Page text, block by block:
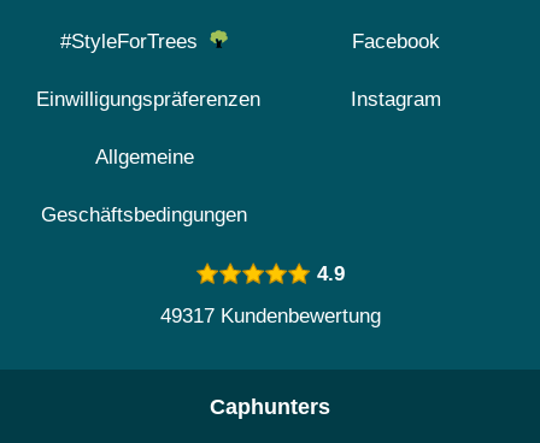
#StyleForTrees
Einwilligungspräferenzen
Allgemeine
Geschäftsbedingungen
Facebook
Instagram
4.9
49317 Kundenbewertung
Caphunters